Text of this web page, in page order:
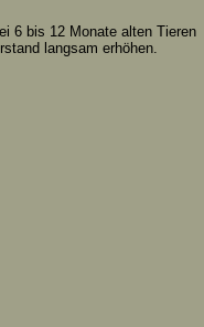
6 bis 12 Monate alten Tieren
langsam erhöhen.